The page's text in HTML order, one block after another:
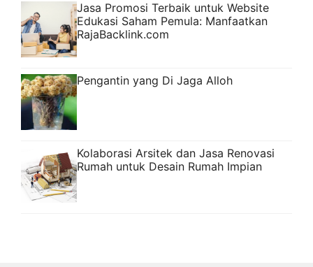
Jasa Promosi Terbaik untuk Website
Edukasi Saham Pemula: Manfaatkan
RajaBacklink.com
Pengantin yang Di Jaga Alloh
Kolaborasi Arsitek dan Jasa Renovasi
Rumah untuk Desain Rumah Impian